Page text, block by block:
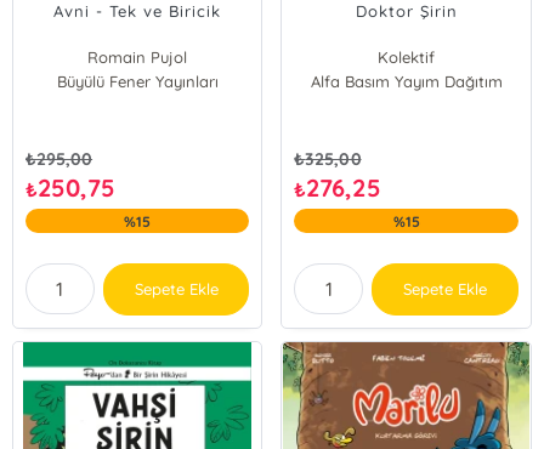
Avni - Tek ve Biricik
Romain Pujol
Vincent Caut
Büyülü Fener Yayınları
₺295,00
₺250,75
%15
Sepete Ekle
Doktor Şirin
Kolektif
Alfa Basım Yayım Dağıtım
₺325,00
₺276,25
%15
Sepete Ekle